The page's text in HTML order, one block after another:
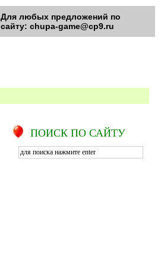
ПОИСК ПО САЙТУ
Для любых предложений по
сайту: chupa-game@cp9.ru